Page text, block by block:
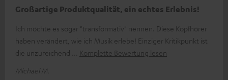
Großartige Produktqualität, ein echtes Erlebnis!
Ich möchte es sogar "transformativ" nennen. Diese Kopfhörer
haben verändert, wie ich Musik erlebe! Einziger Kritikpunkt ist
die unzureichend
Komplette Bewertung lesen
Michael M.